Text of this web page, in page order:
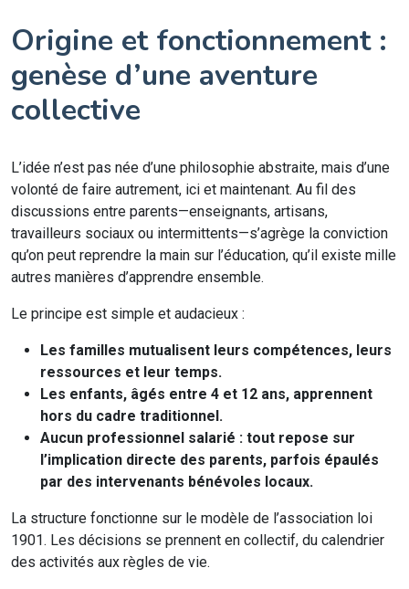
Origine et fonctionnement :
genèse d’une aventure
collective
L’idée n’est pas née d’une philosophie abstraite, mais d’une
volonté de faire autrement, ici et maintenant. Au fil des
discussions entre parents—enseignants, artisans,
travailleurs sociaux ou intermittents—s’agrège la conviction
qu’on peut reprendre la main sur l’éducation, qu’il existe mille
autres manières d’apprendre ensemble.
Le principe est simple et audacieux :
Les familles mutualisent leurs compétences, leurs
ressources et leur temps.
Les enfants, âgés entre 4 et 12 ans, apprennent
hors du cadre traditionnel.
Aucun professionnel salarié : tout repose sur
l’implication directe des parents, parfois épaulés
par des intervenants bénévoles locaux.
La structure fonctionne sur le modèle de l’association loi
1901. Les décisions se prennent en collectif, du calendrier
des activités aux règles de vie.